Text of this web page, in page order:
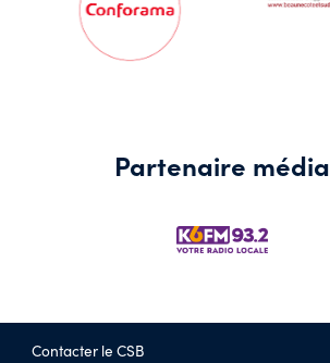
Partenaire média
Contacter le CSB